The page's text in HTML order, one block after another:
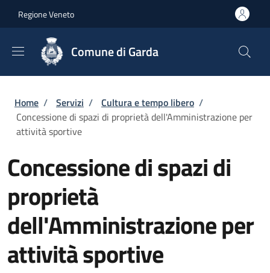
Regione Veneto
Comune di Garda
Briciole di pane
Home / Servizi / Cultura e tempo libero /
Concessione di spazi di proprietà dell'Amministrazione per
attività sportive
Concessione di spazi di
proprietà
dell'Amministrazione per
attività sportive